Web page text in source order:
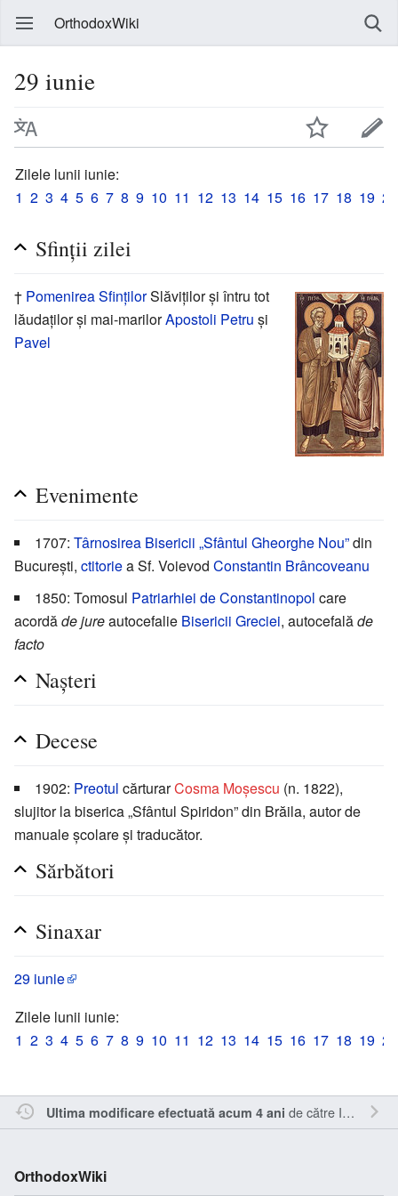
OrthodoxWiki
29 iunie
Zilele lunii iunie:
1 2 3 4 5 6 7 8 9 10 11 12 13 14 15 16 17 18 19 20
Sfinții zilei
† PomenireaSfințilorSlăviților și întru tot
lăudaților și mai-marilorApostoli Petru și
Pavel
Evenimente
1707: Târnosirea Bisericii „Sfântul Gheorghe Nou”din
București, ctitoriea Sf. Voievod Constantin Brâncoveanu
1850: Tomosul Patriarhiei de Constantinopol care
acordăde jureautocefalie Bisericii Greciei, autocefalăde
facto
Nașteri
Decese
1902: Preotul cărturarCosma Moșescu (n. 1822),
slujitor la biserica „Sfântul Spiridon” din Brăila, autor de
manuale școlare și traducător.
Sărbători
Sinaxar
29 iunie
Zilele lunii iunie:
1 2 3 4 5 6 7 8 9 10 11 12 13 14 15 16 17 18 19 20
Ultima modificare efectuată acum 4 ani de către Inistea .
OrthodoxWiki